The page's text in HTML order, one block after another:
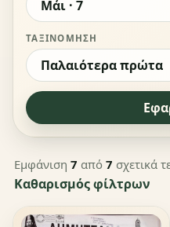
ΤΑΞΙΝΌΜΗΣΗ
Εμφάνιση 7 από 7 σχετικά
Καθαρισμός φίλτρων